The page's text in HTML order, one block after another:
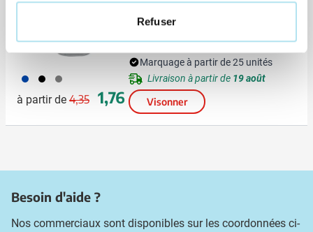
Refuser
023 001 003
à partir de
Prix normal
4,35
Prix spécial
1,76
Brassard de sport Christel |
Déperlant | Poche avant
Marquage à partir de 25 unités
Livraison à partir de 19 août
Visonner
Besoin d'aide ?
Nos commerciaux sont disponibles sur les coordonnées ci-